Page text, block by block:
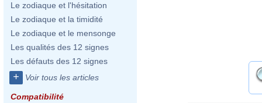
Le zodiaque et l'hésitation
Le zodiaque et la timidité
Le zodiaque et le mensonge
Les qualités des 12 signes
Les défauts des 12 signes
+ Voir tous les articles
Compatibilité